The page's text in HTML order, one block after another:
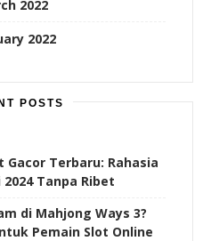
2022
2022
POSTS
Gacor Terbaru: Rahasia
Tanpa Ribet
di Mahjong Ways 3?
Pemain Slot Online